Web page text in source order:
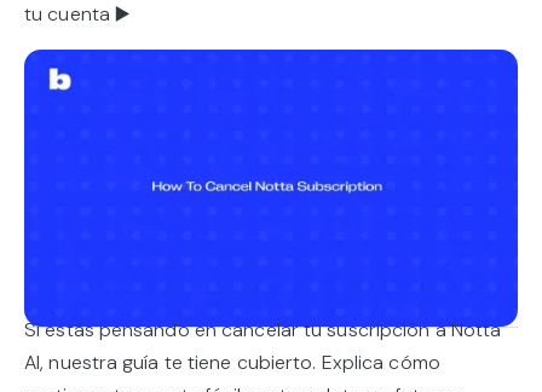
tu cuenta ▶️
Si estás pensando en cancelar tu suscripción a Notta
AI, nuestra guía te tiene cubierto. Explica cómo